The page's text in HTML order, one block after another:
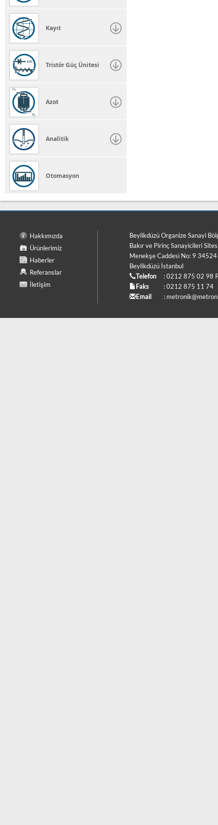
Kayıt
Tristör Güç Ünitesi
Azot
Analitik
Otomasyon
Hakkımızda
Ürünlerimiz
Haberler
Referanslar
İletişim
Beylikdüzü Organize Sanayi
Bakır ve Pirinç Sanayicileri
Menekşe Caddesi No: 9 34524
Beylikdüzü İstanbul
Telefon
: 0212 875 02 98
Faks
: 0212 875 11 74
Email
: